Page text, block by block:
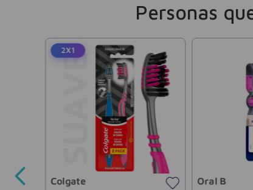
Personas
20 %
2X1
Colgate Oral B